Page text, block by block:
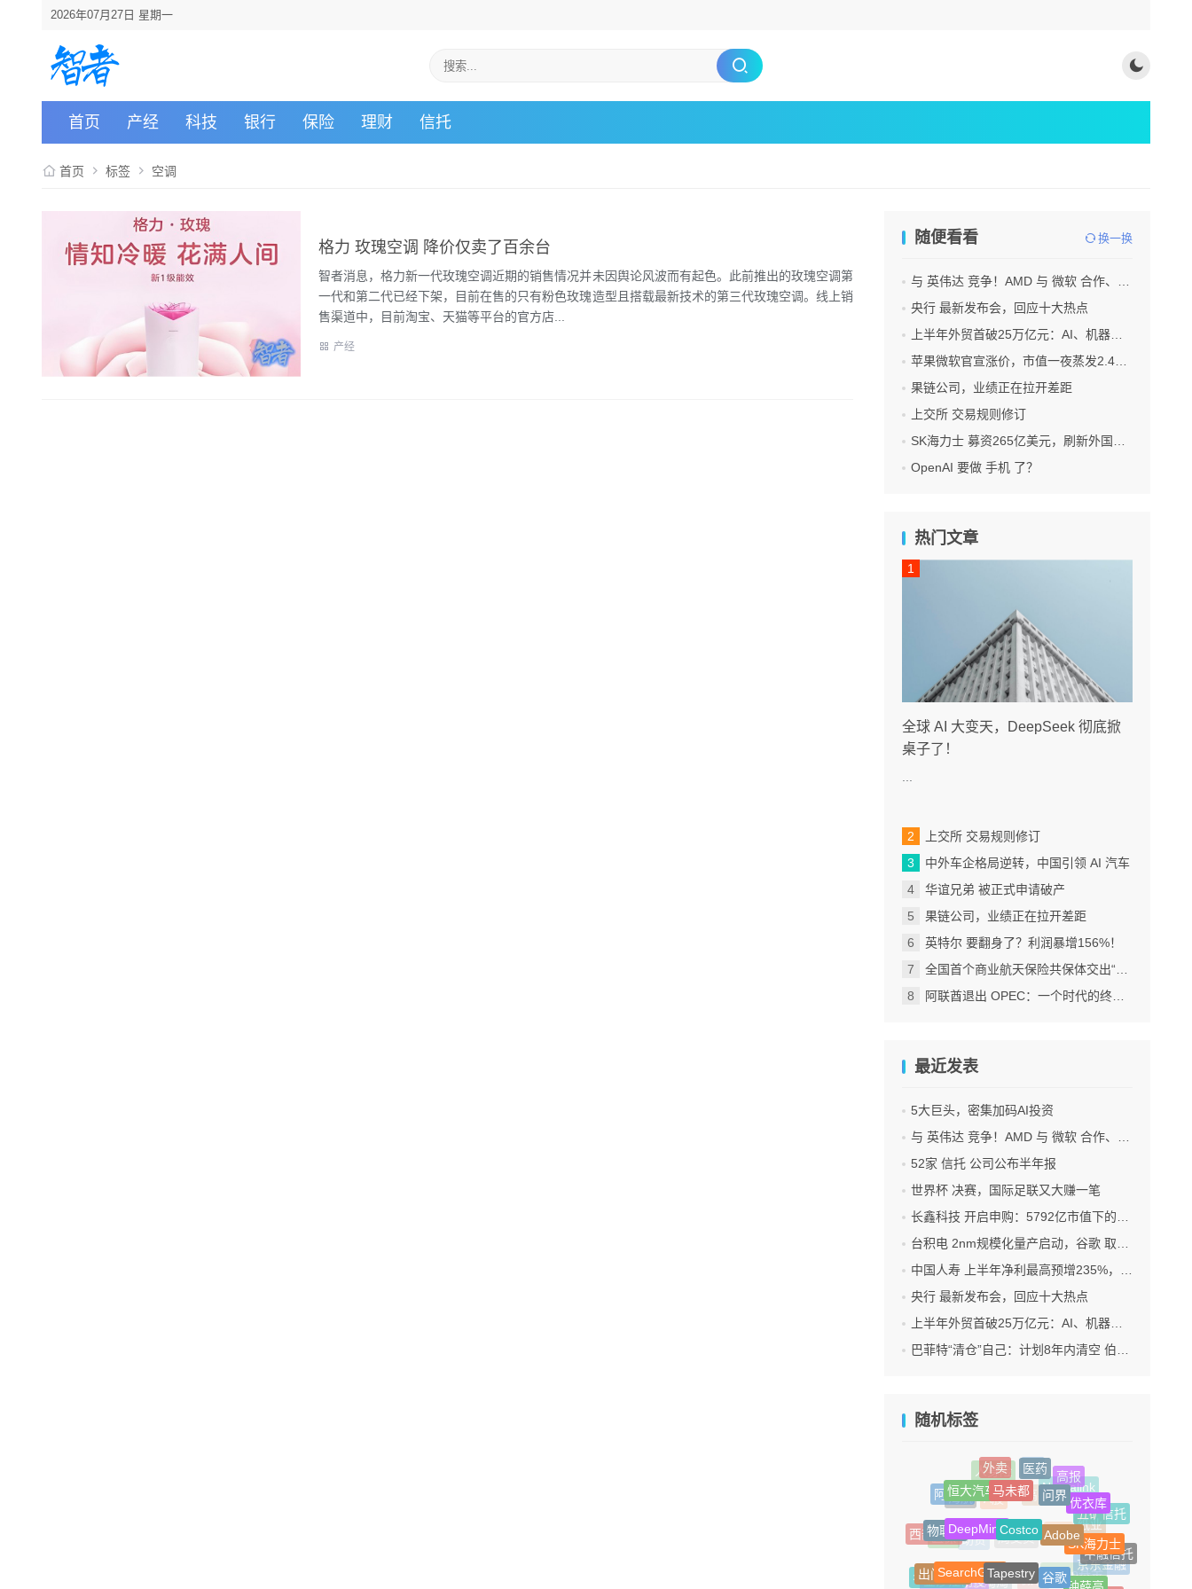
2026年07月27日 星期一
首页 产经 科技 银行 保险 理财 信托
首页 标签 空调
格力 玫瑰空调 降价仅卖了百余台
智者消息，格力新一代玫瑰空调近期的销售情况并未因舆论风波而有起色。此前推出的玫瑰空调第
一代和第二代已经下架，目前在售的只有粉色玫瑰造型且搭载最新技术的第三代玫瑰空调。线上销
售渠道中，目前淘宝、天猫等平台的官方店...
产经
随便看看 换一换
与 英伟达 竞争！AMD 与 微软 合作、将交付机架级系统Helios
央行 最新发布会，回应十大热点
上半年外贸首破25万亿元：AI、机器人 成出口新引擎
苹果微软官宣涨价，市值一夜蒸发2.4万亿
果链公司，业绩正在拉开差距
上交所 交易规则修订
SK海力士 募资265亿美元，刷新外国企业赴美IPO纪录
OpenAI 要做 手机 了？
热门文章
全球 AI 大变天，DeepSeek 彻底掀
桌子了！
上交所 交易规则修订
中外车企格局逆转，中国引领 AI 汽车
华谊兄弟 被正式申请破产
果链公司，业绩正在拉开差距
英特尔 要翻身了？利润暴增156%！
全国首个商业航天保险共保体交出“首年答卷”！
阿联酋退出 OPEC：一个时代的终结，还是更大分裂的开始？
最近发表
5大巨头，密集加码AI投资
与 英伟达 竞争！AMD 与 微软 合作、将交付机架级系统Helios
52家 信托 公司公布半年报
世界杯 决赛，国际足联又大赚一笔
长鑫科技 开启申购：5792亿市值下的一场资本狂欢
台积电 2nm规模化量产启动，谷歌 取代苹果成首发客户
中国人寿 上半年净利最高预增235%，刷新纪录
央行 最新发布会，回应十大热点
上半年外贸首破25万亿元：AI、机器人 成出口新引擎
巴菲特“清仓”自己：计划8年内清空 伯克希尔 全部持股
随机标签
LG
人身险
外卖
医药
高报
Neuralink
高考
A股
海航
阿斯麦
恒大汽车马未都
问界
优衣库
五矿信托
纸业
IBM
助贷
医保
西部信托
物联网
DeepMindCostco
Adobe
SK海力士
中融信托
京东金融
名创优品
出门问问
Tapestry
谷歌
钟薛高